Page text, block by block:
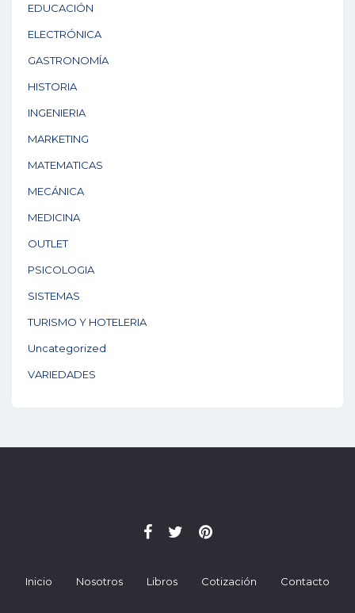
EDUCACIÓN
ELECTRÓNICA
GASTRONOMÍA
HISTORIA
INGENIERIA
MARKETING
MATEMATICAS
MECÁNICA
MEDICINA
OUTLET
PSICOLOGIA
SISTEMAS
TURISMO Y HOTELERIA
Uncategorized
VARIEDADES
Inicio Nosotros Libros Cotización Contacto